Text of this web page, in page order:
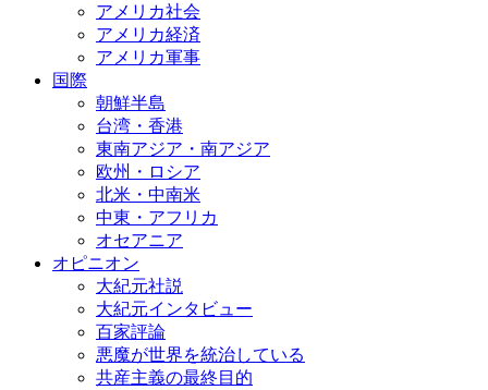
アメリカ社会
アメリカ経済
アメリカ軍事
国際
朝鮮半島
台湾・香港
東南アジア・南アジア
欧州・ロシア
北米・中南米
中東・アフリカ
オセアニア
オピニオン
大紀元社説
大紀元インタビュー
百家評論
悪魔が世界を統治している
共産主義の最終目的